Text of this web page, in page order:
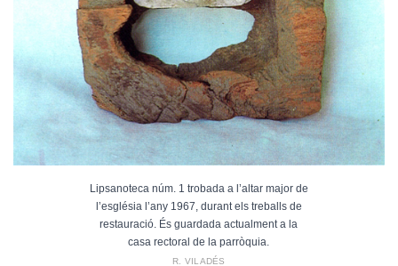
Lipsanoteca núm. 1 trobada a l’altar major de
l’església l’any 1967, durant els treballs de
restauració. És guardada actualment a la
casa rectoral de la parròquia.
R. VILADÉS